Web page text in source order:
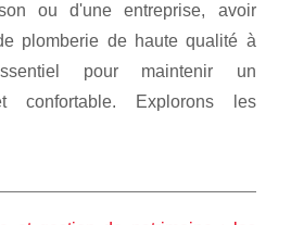
ou d'une entreprise, avoir
plomberie de haute qualité à
pour maintenir un
confortable. Explorons les